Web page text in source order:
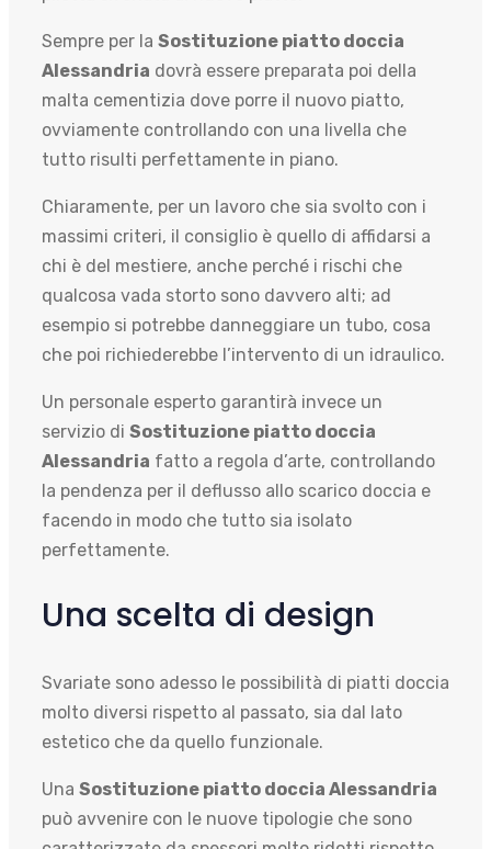
Sempre per la Sostituzione piatto doccia
Alessandria dovrà essere preparata poi della
malta cementizia dove porre il nuovo piatto,
ovviamente controllando con una livella che
tutto risulti perfettamente in piano.
Chiaramente, per un lavoro che sia svolto con i
massimi criteri, il consiglio è quello di affidarsi a
chi è del mestiere, anche perché i rischi che
qualcosa vada storto sono davvero alti; ad
esempio si potrebbe danneggiare un tubo, cosa
che poi richiederebbe l’intervento di un idraulico.
Un personale esperto garantirà invece un
servizio di Sostituzione piatto doccia
Alessandria fatto a regola d’arte, controllando
la pendenza per il deflusso allo scarico doccia e
facendo in modo che tutto sia isolato
perfettamente.
Una scelta di design
Svariate sono adesso le possibilità di piatti doccia
molto diversi rispetto al passato, sia dal lato
estetico che da quello funzionale.
Una Sostituzione piatto doccia Alessandria
può avvenire con le nuove tipologie che sono